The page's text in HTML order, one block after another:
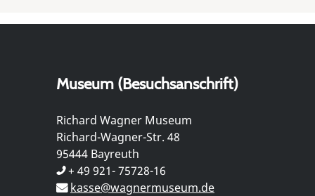
Museum (Besuchsanschrift)
Richard Wagner Museum
Richard-Wagner-Str. 48
95444 Bayreuth
+ 49 921- 75728-16
kasse@wagnermuseum.de